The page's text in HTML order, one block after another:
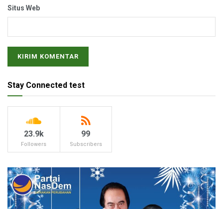
Situs Web
Stay Connected test
23.9k
Followers
99
Subscribers